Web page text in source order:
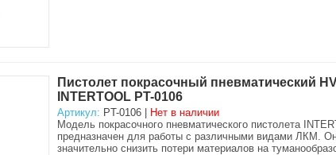
Пистолет покрасочный пневматический
INTERTOOL PT-0106
Артикул: PT-0106 |
Нет в наличии
Модель покрасочного пневматического пистолета
предназначен для работы с различными видами ЛКМ. Он
значительно снизить потери материалов на